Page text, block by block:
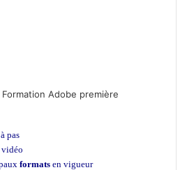
Formation Adobe première
pas
vidéo
formats en vigueur